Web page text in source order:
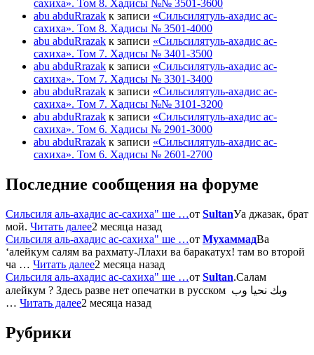
сахиха». Том 8. Хадисы №№ 3501-3600
abu abduRrazak к записи «Сильсилятуль-ахадис ас-
сахиха». Том 8. Хадисы № 3501-4000
abu abduRrazak к записи «Сильсилятуль-ахадис ас-
сахиха». Том 7. Хадисы № 3401-3500
abu abduRrazak к записи «Сильсилятуль-ахадис ас-
сахиха». Том 7. Хадисы № 3301-3400
abu abduRrazak к записи «Сильсилятуль-ахадис ас-
сахиха». Том 7. Хадисы №№ 3101-3200
abu abduRrazak к записи «Сильсилятуль-ахадис ас-
сахиха». Том 6. Хадисы № 2901-3000
abu abduRrazak к записи «Сильсилятуль-ахадис ас-
сахиха». Том 6. Хадисы № 2601-2700
Последние сообщения на форуме
Сильсиля аль-ахадис ас-сахиха" ше …от SultanУа джазак, брат
мой. Читать далее2 месяца назад
Сильсиля аль-ахадис ас-сахиха" ше …от МухаммадВа
‘алейкум салям ва рахмату-Ллахи ва баракатух! там во второй
ча … Читать далее2 месяца назад
Сильсиля аль-ахадис ас-сахиха" ше …от Sultan.Салам
алейкум ? Здесь разве нет опечатки в русском وبك نحيا وب
… Читать далее2 месяца назад
Рубрики